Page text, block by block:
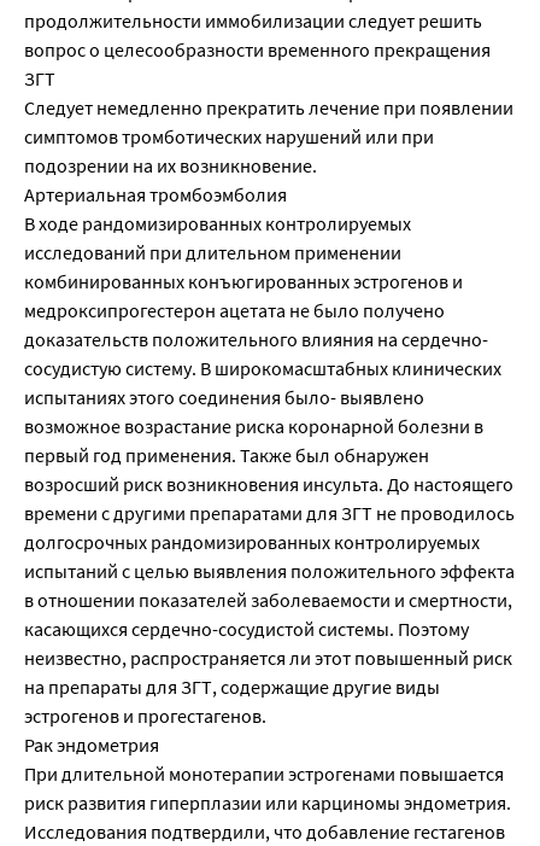
продолжительности иммобилизации следует решить
вопрос о целесообразности временного прекращения
ЗГТ
Следует немедленно прекратить лечение при появлении
симптомов тромботических нарушений или при
подозрении на их возникновение.
Артериальная тромбоэмболия
В ходе рандомизированных контролируемых
исследований при длительном применении
комбинированных конъюгированных эстрогенов и
медроксипрогестерон ацетата не было получено
доказательств положительного влияния на сердечно-
сосудистую систему. В широкомасштабных клинических
испытаниях этого соединения было- выявлено
возможное возрастание риска коронарной болезни в
первый год применения. Также был обнаружен
возросший риск возникновения инсульта. До настоящего
времени с другими препаратами для ЗГТ не проводилось
долгосрочных рандомизированных контролируемых
испытаний с целью выявления положительного эффекта
в отношении показателей заболеваемости и смертности,
касающихся сердечно-сосудистой системы. Поэтому
неизвестно, распространяется ли этот повышенный риск
на препараты для ЗГТ, содержащие другие виды
эстрогенов и прогестагенов.
Рак эндометрия
При длительной монотерапии эстрогенами повышается
риск развития гиперплазии или карциномы эндометрия.
Исследования подтвердили, что добавление гестагенов